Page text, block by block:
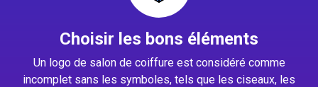
Choisir les bons éléments
Un logo de salon de coiffure est considéré comme
incomplet sans les symboles, tels que les ciseaux, les